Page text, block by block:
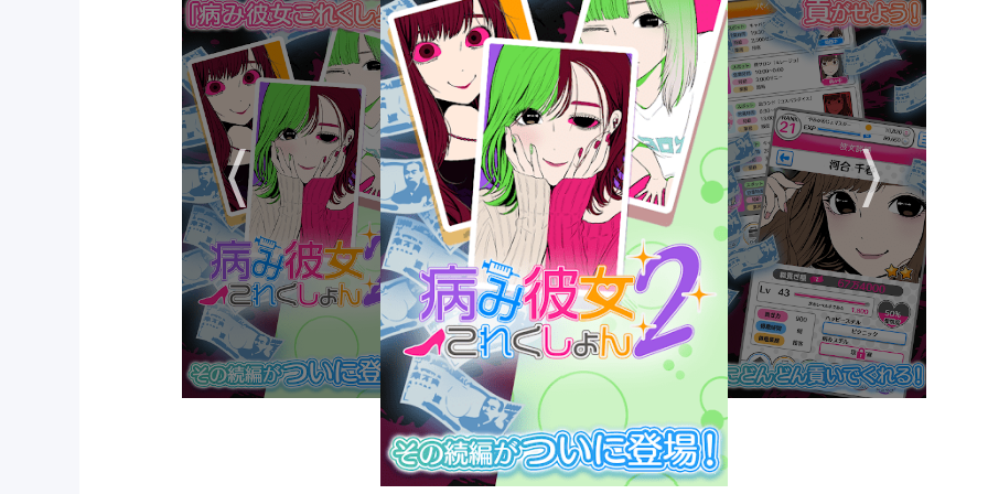
角色介绍
1. 樱井千夏（主女友）：表面温柔体贴的学霸，实则因童年创伤患有严重分离焦虑，会通过安装定位软件、删
联系人等方式控制玩家行踪。
2. 藤宫玲奈（病娇学妹）：以崇拜为名接近主角，随身携带刀具，曾因玩家拒绝告白而划伤自己手臂，黑化后
长伪装成无辜模样。
3. 神代琉璃（双重人格）：白天是优雅的钢琴教师，夜晚化身病娇杀手，会因玩家与其他女性说话而弹奏死亡
章，触发隐藏BOSS战。
4. 九条凛（傲娇系）：表面嫌弃主角实则暗中观察，通过黑客技术监控社交账号，发现“出轨”证据后会发动网络
暴力攻击第三方。
5. 隐藏角色：需完成特定条件解锁，如连续一周凌晨3点登录游戏，可触发神秘病娇AI女友，其控制欲强度远超
人类角色。
“剧情刺激到让人手心出汗！千夏黑化时边哭边笑的表情太真实了，但解谜部分难度偏高，建议增加提示功